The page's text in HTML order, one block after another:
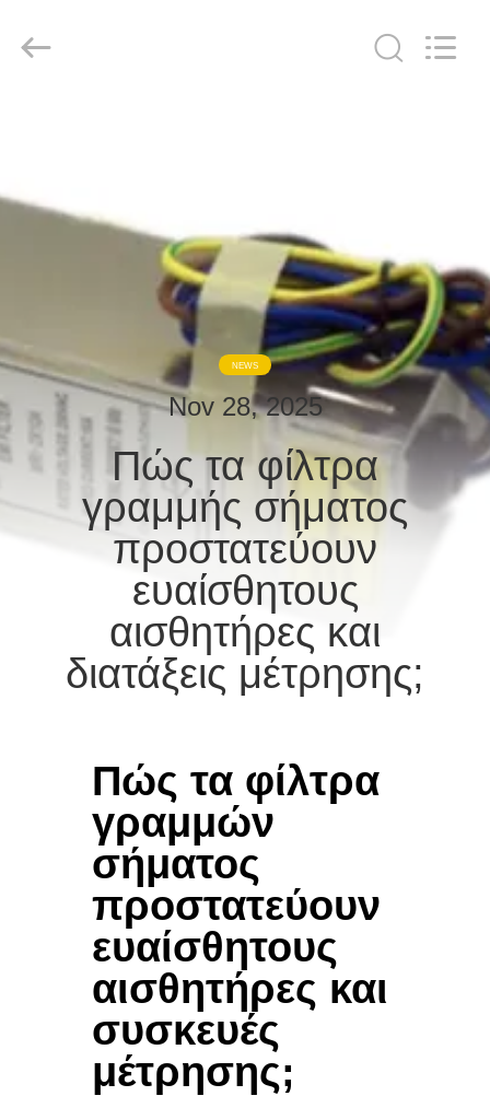
ΞΕΝΆΓΗΣΗ
ΣΤΟ
ΕΡΓΟΣΤΆΣΙΟ
ΠΟΙΟΤΙΚΌΣ
ΈΛΕΓΧΟΣ
ΕΠΙΚΟΙΝΩΝΉΣΤΕ
SITEMAP
ΠΟΛΙΤΙΚΉ
ΑΠΟΡΡΉΤΟΥ
한국
2026
Changzhou
Haozhuo
Co.,
Ltd..
All
Rights
Reserved.
NEWS
Nov 28, 2025
Πώς τα φίλτρα
γραμμής σήματος
προστατεύουν
ευαίσθητους
αισθητήρες και
διατάξεις μέτρησης;
Πώς τα φίλτρα
γραμμών
σήματος
προστατεύουν
ευαίσθητους
αισθητήρες και
συσκευές
μέτρησης;